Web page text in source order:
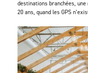
destinations branchées,
20 ans, quand les GPS